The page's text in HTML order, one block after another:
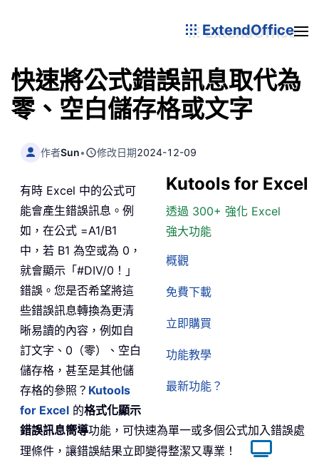
ExtendOffice
快速將公式錯誤訊息取代為
零、空白儲存格或文字
作者Sun• 修改日期2024-12-09
Kutools for Excel
透過 300+ 強化 Excel
強大功能
概觀
免費下載
立即購買
功能教學
最新功能？
有時 Excel 中的公式可
能會產生錯誤訊息。例
如，在公式 =A1/B1
中，若 B1 為空或為 0，
就會顯示「#DIV/0！」
錯誤。您是否希望將這
些錯誤訊息轉換為更清
晰易讀的內容，例如自
訂文字、0（零）、空白
儲存格，甚至是其他儲
存格的參照？ Kutools
for Excel 的格式化顯示
錯誤訊息嚮導功能，可快速為單一或多個公式加入錯誤處
理條件，讓錯誤結果立即變得整潔又專業！